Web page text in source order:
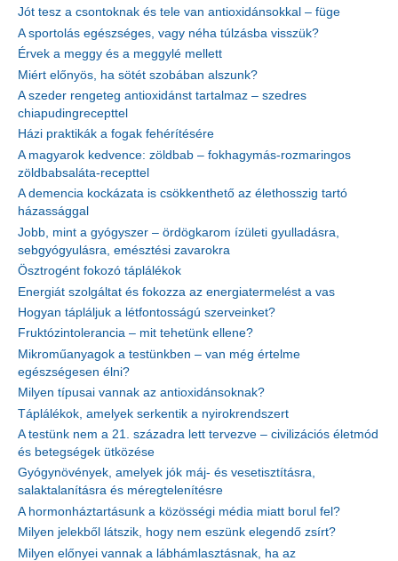
Jót tesz a csontoknak és tele van antioxidánsokkal – füge
A sportolás egészséges, vagy néha túlzásba visszük?
Érvek a meggy és a meggylé mellett
Miért előnyös, ha sötét szobában alszunk?
A szeder rengeteg antioxidánst tartalmaz – szedres
chiapudingrecepttel
Házi praktikák a fogak fehérítésére
A magyarok kedvence: zöldbab – fokhagymás-rozmaringos
zöldbabsaláta-recepttel
A demencia kockázata is csökkenthető az élethosszig tartó
házassággal
Jobb, mint a gyógyszer – ördögkarom ízületi gyulladásra,
sebgyógyulásra, emésztési zavarokra
Ösztrogént fokozó táplálékok
Energiát szolgáltat és fokozza az energiatermelést a vas
Hogyan tápláljuk a létfontosságú szerveinket?
Fruktózintolerancia – mit tehetünk ellene?
Mikroműanyagok a testünkben – van még értelme
egészségesen élni?
Milyen típusai vannak az antioxidánsoknak?
Táplálékok, amelyek serkentik a nyirokrendszert
A testünk nem a 21. századra lett tervezve – civilizációs életmód
és betegségek ütközése
Gyógynövények, amelyek jók máj- és vesetisztításra,
salaktalanításra és méregtelenítésre
A hormonháztartásunk a közösségi média miatt borul fel?
Milyen jelekből látszik, hogy nem eszünk elegendő zsírt?
Milyen előnyei vannak a lábhámlasztásnak, ha az